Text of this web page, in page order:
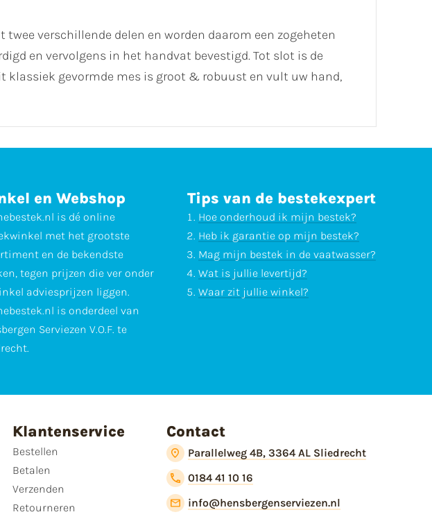
verschillende delen en worden daarom een zogeheten
en vervolgens in het handvat bevestigd. Tot slot is de
gevormde mes is groot & robuust en vult uw hand,
en Webshop
is dé online
met het grootste
en de bekendste
tegen prijzen die ver onder
adviesprijzen liggen.
is onderdeel van
Serviezen V.O.F. te
Tips van de bestekexpert
Hoe onderhoud ik mijn bestek?
Heb ik garantie op mijn bestek?
Mag mijn bestek in de vaatwasser?
Wat is jullie levertijd?
Waar zit jullie winkel?
Klantenservice
Bestellen
Betalen
Verzenden
Retourneren
Contact
Parallelweg 4B, 3364 AL Sliedrecht
0184 41 10 16
info@hensbergenserviezen.nl